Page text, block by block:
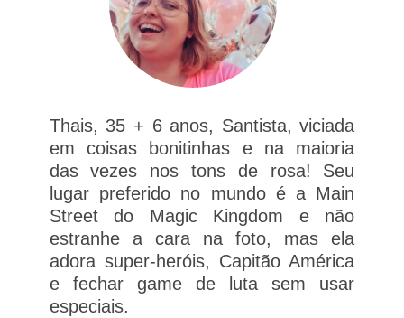
Thais, 35 + 6 anos, Santista, viciada
em coisas bonitinhas e na maioria
das vezes nos tons de rosa! Seu
lugar preferido no mundo é a Main
Street do Magic Kingdom e não
estranhe a cara na foto, mas ela
adora super-heróis, Capitão América
e fechar game de luta sem usar
especiais.